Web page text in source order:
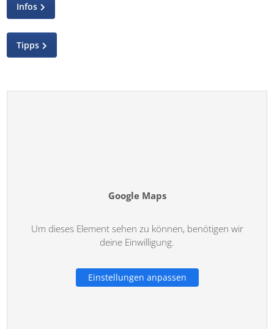
Infos
Tipps
Google Maps
Um dieses Element sehen zu können, benötigen wir
deine Einwilligung.
Einstellungen anpassen